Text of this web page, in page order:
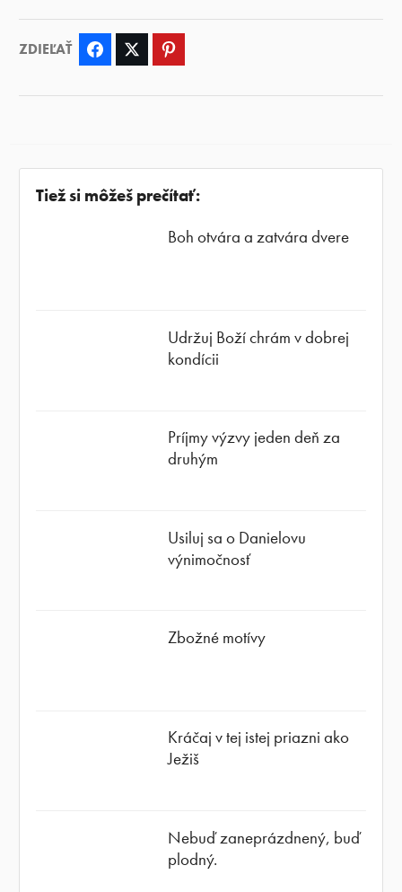
ZDIEĽAŤ Facebook Twitter
Tiež si môžeš prečítať:
Boh otvára a zatvára dvere
Udržuj Boží chrám v dobrej
kondícii
Príjmy výzvy jeden deň za
druhým
Usiluj sa o Danielovu
výnimočnosť
Zbožné motívy
Kráčaj v tej istej priazni ako
Ježiš
Nebuď zaneprázdnený, buď
plodný.